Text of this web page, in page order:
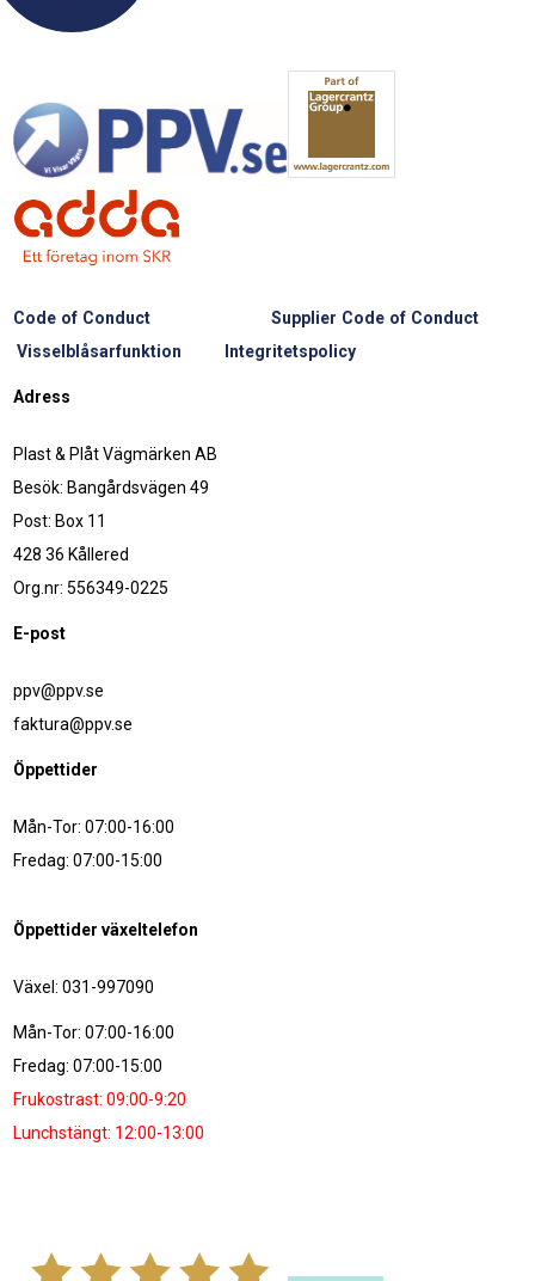
Code of Conduct
Supplier Code of Conduct
Visselblåsarfunktion
Integritetspolicy
Adress
Plast & Plåt Vägmärken AB
Besök: Bangårdsvägen 49
Post: Box 11
428 36 Kållered
Org.nr: 556349-0225
E-post
ppv@ppv.se
faktura@ppv.se
Öppettider
Mån-Tor: 07:00-16:00
Fredag: 07:00-15:00
Öppettider växeltelefon
Växel: 031-997090
Mån-Tor: 07:00-16:00
Fredag: 07:00-15:00
Frukostrast: 09:00-9:20
Lunchstängt: 12:00-13:00